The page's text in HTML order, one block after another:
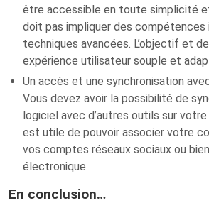
être accessible en toute simplicité
doit pas impliquer des compétences
techniques avancées. L’objectif et
expérience utilisateur souple et
Un accès et une synchronisation
Vous devez avoir la possibilité de
logiciel avec d’autres outils sur
est utile de pouvoir associer votre
vos comptes réseaux sociaux ou
électronique.
En conclusion…